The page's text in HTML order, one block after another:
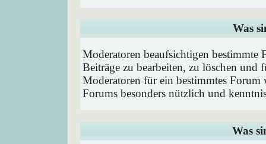
Was
Moderatoren beaufsichtigen
Beiträge zu bearbeiten, zu löschen und
Moderatoren für ein bestimmtes Forum
Forums besonders nützlich und
Was